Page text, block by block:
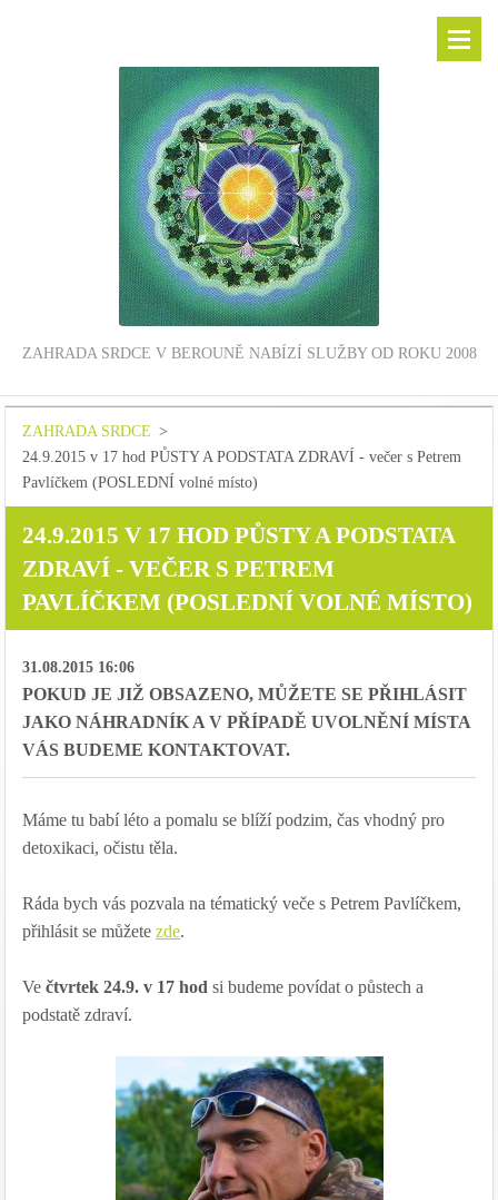
ZAHRADA SRDCE V BEROUNĚ NABÍZÍ SLUŽBY OD ROKU 2008
ZAHRADA SRDCE >
24.9.2015 v 17 hod PŮSTY A PODSTATA ZDRAVÍ - večer s Petrem
Pavlíčkem (POSLEDNÍ volné místo)
24.9.2015 V 17 HOD PŮSTY A PODSTATA
ZDRAVÍ - VEČER S PETREM
PAVLÍČKEM (POSLEDNÍ VOLNÉ MÍSTO)
31.08.2015 16:06
POKUD JE JIŽ OBSAZENO, MŮŽETE SE PŘIHLÁSIT
JAKO NÁHRADNÍK A V PŘÍPADĚ UVOLNĚNÍ MÍSTA
VÁS BUDEME KONTAKTOVAT.
Máme tu babí léto a pomalu se blíží podzim, čas vhodný pro
detoxikaci, očistu těla.
Ráda bych vás pozvala na tématický veče s Petrem Pavlíčkem,
přihlásit se můžete zde.
Ve čtvrtek 24.9. v 17 hod si budeme povídat o půstech a
podstatě zdraví.